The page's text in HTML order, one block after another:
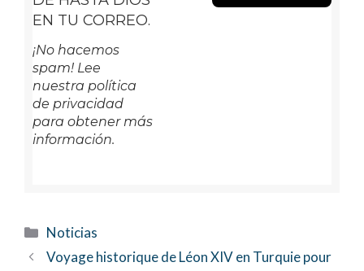
EN TU CORREO.
¡No hacemos
spam! Lee
nuestra política
de privacidad
para obtener más
información.
Categorías
Noticias
Voyage historique de Léon XIV en Turquie pour